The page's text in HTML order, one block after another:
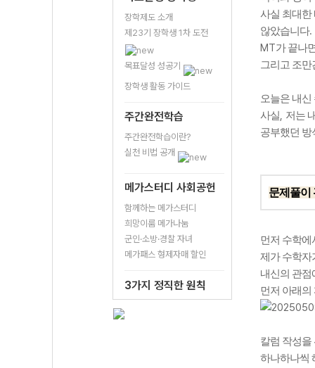
장학제도 소개
제23기 장학생 1차 도전
목표달성 성공기
장학생 활동 가이드
주간완전학습
주간완전학습이란?
실천 비법 공개
메가스터디 사회공헌
함께하는 메가스터디
희망이룸 메가나눔
군인·소방·경찰 자녀
메가패스 형제자매 할인
3가지 정직한 원칙
사실 최대한
않았습니다.
MT가 끝나
그리고 조
오늘은 내
사실, 저는
공부했던 방
문제풀이
먼저 수학
제가 수학자
내신의 관점
먼저 아래의
칼럼 작성을
하나하나씩